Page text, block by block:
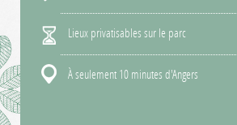
Lieux privatisables sur le parc
À seulement 10 minutes d'Angers